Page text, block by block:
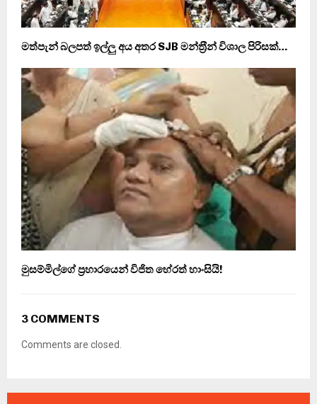
මත්පැන් බලපත් ඉල්ලු අය අතර SJB මන්ත‍්‍රීන් විශාල පිරිසක්…
මුසම්මිල්ගේ ප්‍රහාරයෙන් විජිත හේරත් හාංසියි!
3 COMMENTS
Comments are closed.